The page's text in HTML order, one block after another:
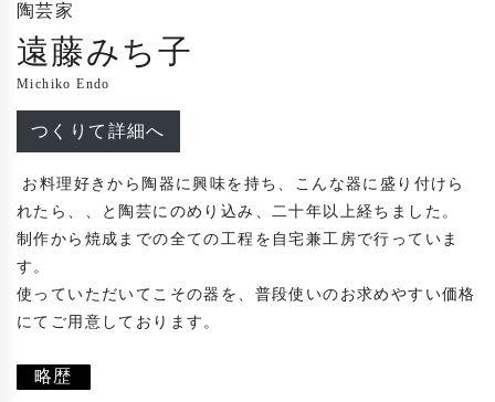
陶芸家
遠藤みち子
Michiko Endo
つくりて詳細へ
れたら、、と陶芸にのめり込み、二十年以上経ちました。
制作から焼成までの全ての工程を自宅兼工房で行っていま
す。
使っていただいてこその器を、普段使いのお求めやすい価格
にてご用意しております。
略歴